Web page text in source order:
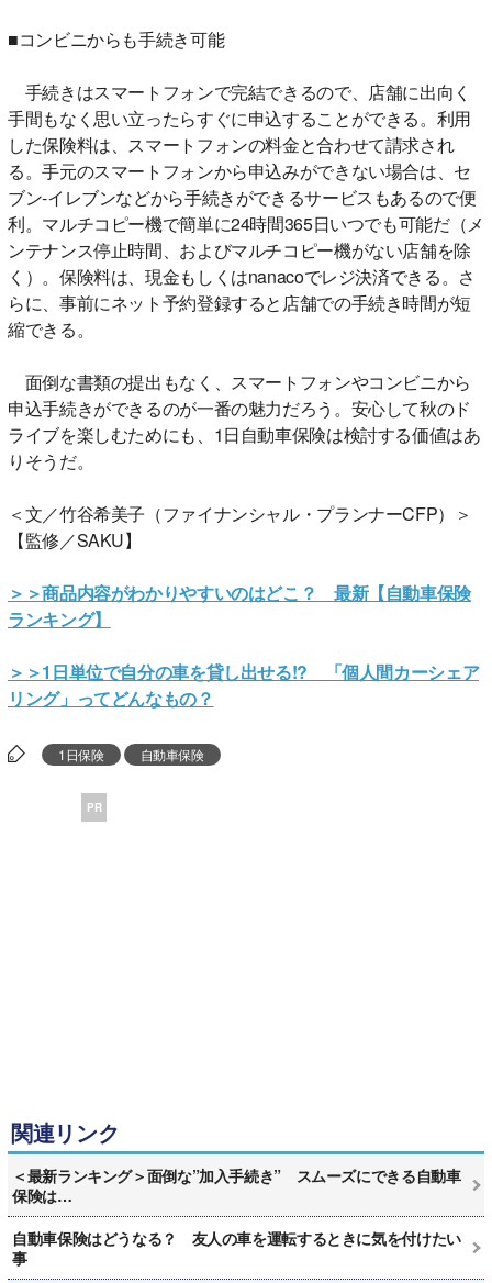
■コンビニからも手続き可能
手続きはスマートフォンで完結できるので、店舗に出向く
手間もなく思い立ったらすぐに申込することができる。利用
した保険料は、スマートフォンの料金と合わせて請求され
る。手元のスマートフォンから申込みができない場合は、セ
ブン‐イレブンなどから手続きができるサービスもあるので便
利。マルチコピー機で簡単に24時間365日いつでも可能だ（メ
ンテナンス停止時間、およびマルチコピー機がない店舗を除
く）。保険料は、現金もしくはnanacoでレジ決済できる。さ
らに、事前にネット予約登録すると店舗での手続き時間が短
縮できる。
面倒な書類の提出もなく、スマートフォンやコンビニから
申込手続きができるのが一番の魅力だろう。安心して秋のド
ライブを楽しむためにも、1日自動車保険は検討する価値はあ
りそうだ。
＜文／竹谷希美子（ファイナンシャル・プランナーCFP）＞
【監修／SAKU】
＞＞商品内容がわかりやすいのはどこ？ 最新【自動車保険
ランキング】
＞＞1日単位で自分の車を貸し出せる!? 「個人間カーシェア
リング」ってどんなもの？
1日保険 自動車保険
PR
関連リンク
＜最新ランキング＞面倒な”加入手続き” スムーズにできる自動車
保険は…
自動車保険はどうなる？ 友人の車を運転するときに気を付けたい
事